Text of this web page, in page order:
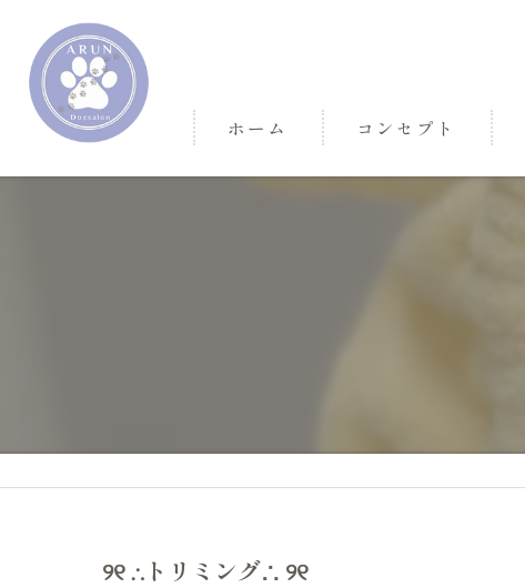
ホーム コンセプト
୨୧ ∴トリミング∴ ୨୧